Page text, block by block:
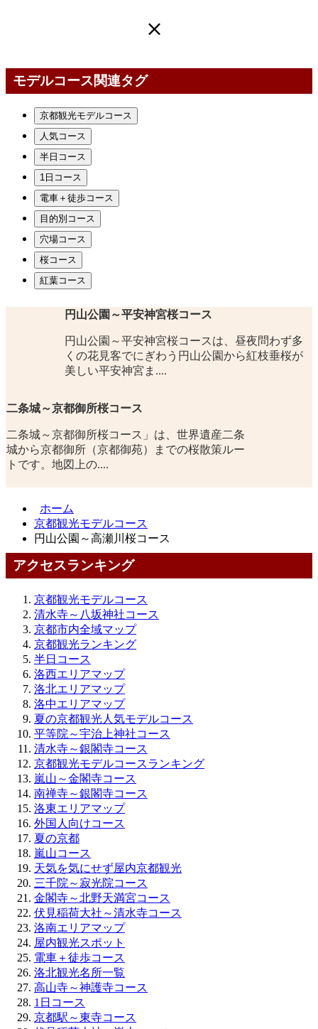
モデルコース関連タグ
京都観光モデルコース
人気コース
半日コース
1日コース
電車＋徒歩コース
目的別コース
穴場コース
桜コース
紅葉コース
円山公園～平安神宮桜コース
円山公園～平安神宮桜コースは、昼夜問わず多
くの花見客でにぎわう円山公園から紅枝垂桜が
美しい平安神宮ま....
二条城～京都御所桜コース
二条城～京都御所桜コース」は、世界遺産二条
城から京都御所（京都御苑）までの桜散策ルー
トです。地図上の....
ホーム
京都観光モデルコース
円山公園～高瀬川桜コース
アクセスランキング
京都観光モデルコース
清水寺～八坂神社コース
京都市内全域マップ
京都観光ランキング
半日コース
洛西エリアマップ
洛北エリアマップ
洛中エリアマップ
夏の京都観光人気モデルコース
平等院～宇治上神社コース
清水寺～銀閣寺コース
京都観光モデルコースランキング
嵐山～金閣寺コース
南禅寺～銀閣寺コース
洛東エリアマップ
外国人向けコース
夏の京都
嵐山コース
天気を気にせず屋内京都観光
三千院～寂光院コース
金閣寺～北野天満宮コース
伏見稲荷大社～清水寺コース
洛南エリアマップ
屋内観光スポット
電車＋徒歩コース
洛北観光名所一覧
高山寺～神護寺コース
1日コース
京都駅～東寺コース